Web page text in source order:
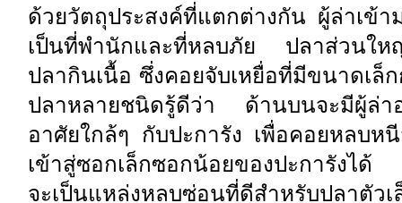
ด้วยวัตถุประสงค์ที่แตกต่างกัน ผู้ล่าเข้า
เป็นที่พำนักและที่หลบภัย ปลาส่วนให
ปลากินเนื้อ ซึ่งคอยจับเหยื่อที่มีขนาดเล็
ปลาหลายชนิดรู้ดีว่า ด้านบนจะมีผู้ล่า
อาศัยใกล้ๆ กับปะการัง เพื่อคอยหลบห
เข้าสู่ซอกเล็กซอกน้อยของปะการังได้
จะเป็นแหล่งหลบซ่อนที่ดีสำหรับปลาตัว